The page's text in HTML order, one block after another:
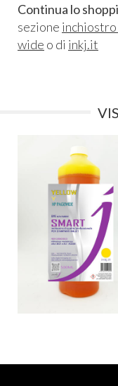
Continua lo
sezione
wide o di inkj.it